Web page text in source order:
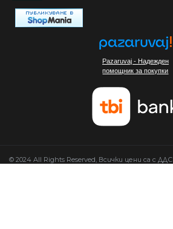
Pazaruvaj - Надежден
помощник за покупки
© 2024 All Rights Reserved, Всички цени са с ДДС